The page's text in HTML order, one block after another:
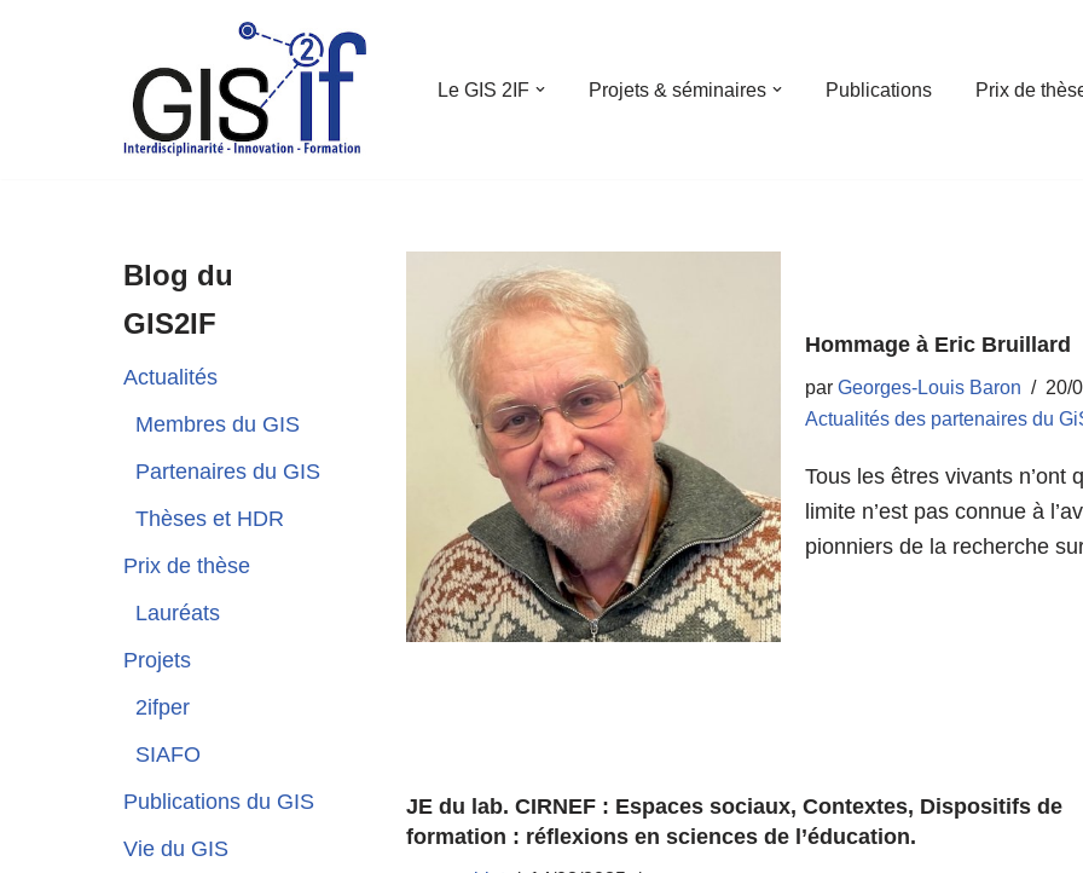
Le GIS 2IF Projets & séminaires Publications Prix de
Blog du
GIS2IF
Actualités
Membres du GIS
Partenaires du GIS
Thèses et HDR
Prix de thèse
Lauréats
Projets
2ifper
SIAFO
Publications du GIS
Vie du GIS
Hommage à Eric Bruillard
parGeorges-Louis Baron
20/
Actualités des partenaires du
Tous les êtres vivants n’ont
limite n’est pas connue à
pionniers de la recherche
JE du lab. CIRNEF : Espaces sociaux, Contextes, Dispositifs de
formation : réflexions en sciences de l’éducation.